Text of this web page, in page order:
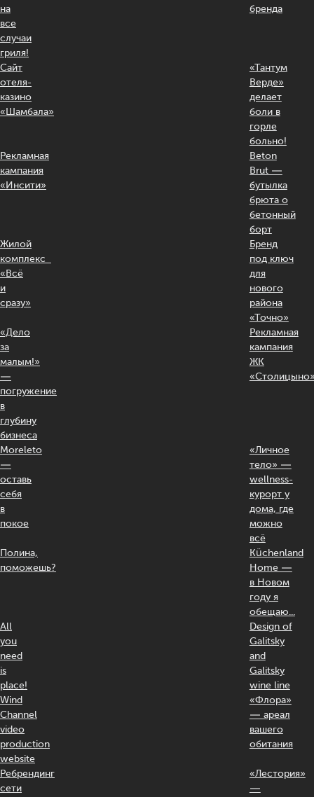
на
все
случаи
гриля!
бренда
Сайт
отеля-
казино
«Шамбала»
«Тантум
Верде»
делает
боли в
горле
больно!
Рекламная
кампания
«Инсити»
Beton
Brut —
бутылка
брюта о
бетонный
борт
Жилой
комплекс
«Всё
и
сразу»
Бренд
под ключ
для
нового
района
«Точно»
«Дело
за
малым!»
—
погружение
в
глубину
бизнеса
Рекламная
кампания
ЖК
Moreleto
—
оставь
себя
в
покое
«Личное
тело» —
wellness-
курорт у
дома, где
можно
всё
Полина,
поможешь?
Küchenland
Home —
в Новом
году я
обещаю...
All
you
need
is
place!
Design of
Galitsky
and
Galitsky
wine line
Wind
Channel
video
production
website
«Флора»
— ареал
вашего
обитания
Ребрендинг
сети
«Лестория»
—